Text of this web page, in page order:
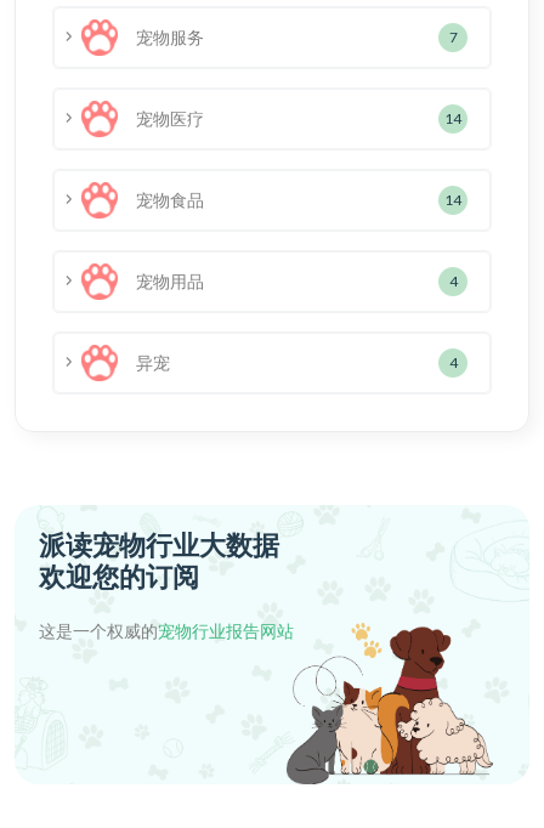
宠物服务 7
宠物医疗 14
宠物食品 14
宠物用品 4
异宠 4
派读宠物行业大数据
欢迎您的订阅
这是一个权威的宠物行业报告网站